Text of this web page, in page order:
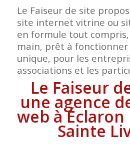
Le Faiseur de site
site internet vitrine ou
en formule tout
main, prêt à fonctionner
unique, pour les
associations et les
Le Faiseur
une agence
web à
Sainte